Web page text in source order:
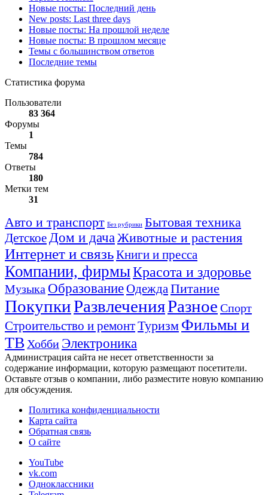
Новые посты: Последний день
New posts: Last three days
Новые посты: На прошлой неделе
Новые посты: В прошлом месяце
Темы с большинством ответов
Последние темы
Статистика форума
Пользователи
83 364
Форумы
1
Темы
784
Ответы
180
Метки тем
31
Авто и транспорт Без рубрики Бытовая техника
ДетскоеДом и дачаЖивотные и растения
Интернет и связьКниги и пресса
Компании, фирмыКрасота и здоровье
Музыка ОбразованиеОдеждаПитание
ПокупкиРазвлеченияРазное Спорт
Строительство и ремонтТуризм Фильмы и
ТВ Хобби Электроника
Администрация сайта не несет ответственности за
содержание информации, которую размещают посетители.
Оставьте отзыв о компании, либо разместите новую компанию
для обсуждения.
Политика конфиденциальности
Карта сайта
Обратная связь
О сайте
YouTube
vk.com
Одноклассники